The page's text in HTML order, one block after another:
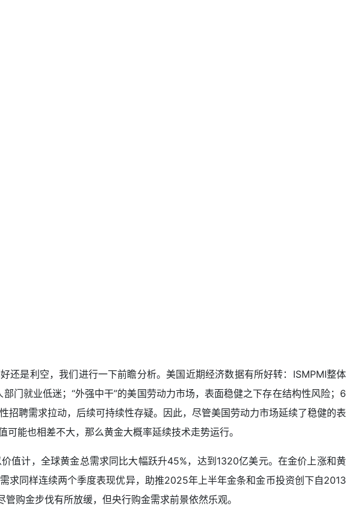
是利空，我们进行一下前瞻分析。美国近期经济数据有所好转：ISMPMI整体
门就业低迷；“外强中干”的美国劳动力市场，表面稳健之下存在结构性风险；6
聘需求拉动，后续可持续性存疑。因此，尽管美国劳动力市场延续了稳健的表
能也相差不大，那么黄金大概率延续技术走势运行。
计，全球黄金总需求同比大幅跃升45%，达到1320亿美元。在金价上涨和黄
求同样连续两个季度表现优异，助推2025年上半年金条和金币投资创下自2013
购金步伐有所放缓，但央行购金需求前景依然乐观。